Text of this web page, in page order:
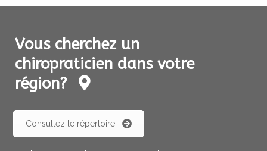
Vous cherchez un
chiropraticien dans votre
région?
Consultez le répertoire